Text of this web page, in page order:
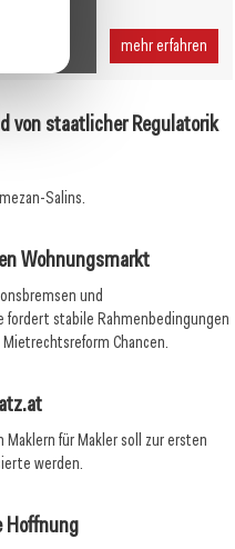
mehr erfahren
von staatlicher Regulatorik
Salins.
Wohnungsmarkt
und
fordert stabile Rahmenbedingungen
Chancen.
für Makler soll zur ersten
werden.
Hoffnung